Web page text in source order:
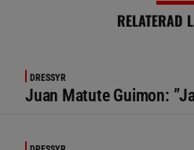
RELATERAD
DRESSYR
Juan Matute Guimon: